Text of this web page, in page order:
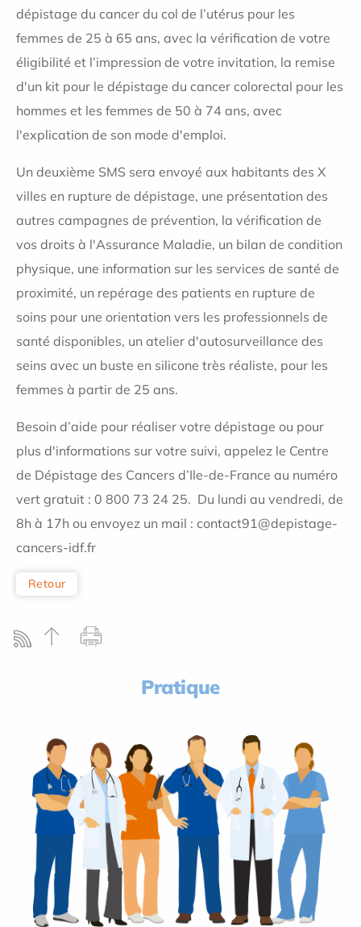
dépistage du cancer du col de l’utérus pour les
femmes de 25 à 65 ans, avec la vérification de votre
éligibilité et l’impression de votre invitation, la remise
d'un kit pour le dépistage du cancer colorectal pour les
hommes et les femmes de 50 à 74 ans, avec
l'explication de son mode d'emploi.
Un deuxième SMS sera envoyé aux habitants des X
villes en rupture de dépistage, une présentation des
autres campagnes de prévention, la vérification de
vos droits à l'Assurance Maladie, un bilan de condition
physique, une information sur les services de santé de
proximité, un repérage des patients en rupture de
soins pour une orientation vers les professionnels de
santé disponibles, un atelier d'autosurveillance des
seins avec un buste en silicone très réaliste, pour les
femmes à partir de 25 ans.
Besoin d’aide pour réaliser votre dépistage ou pour
plus d'informations sur votre suivi, appelez le Centre
de Dépistage des Cancers d’Ile-de-France au numéro
vert gratuit : 0 800 73 24 25. Du lundi au vendredi, de
8h à 17h ou envoyez un mail : contact91@depistage-
cancers-idf.fr
Retour
Pratique